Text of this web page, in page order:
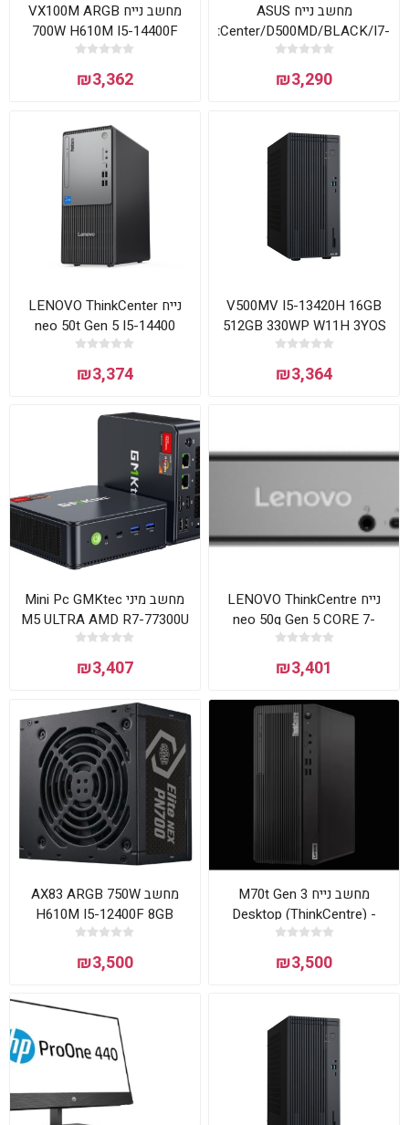
מחשב נייח ASUS
ExpertCenter/D500MD/BLACK/I7-
12700/8GB/512GB
SSD/Intel® Graphics
770/PS 300W/FD/3Y OS
₪3,290
מחשב נייח VX100M ARGB
700W H610M I5-14400F
16GB 500NVME RTX 3050
₪3,362
V500MV I5-13420H 16GB
512GB 330WP W11H 3YOS
Asus
₪3,364
נייח LENOVO ThinkCenter
neo 50t Gen 5 I5-14400
32GB 1TB NVME 3Y
₪3,374
נייח LENOVO ThinkCentre
neo 50q Gen 5 CORE 7-
240H 16GB 512NVME DO
₪3,401
מחשב מיני Mini Pc GMKtec
M5 ULTRA AMD R7-77300U
16GB 1TB W11Pr
₪3,407
מחשב נייח M70t Gen 3
Desktop (ThinkCentre) -
Type 11T5
₪3,500
מחשב AX83 ARGB 750W
H610M I5-12400F 8GB
500GB NVMME RTX3050
כולל מערכת הפעלה 11 הום
₪3,500